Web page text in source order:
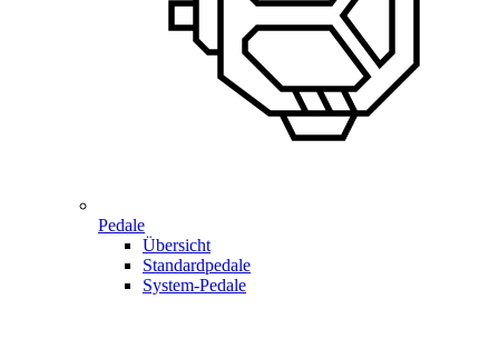
Pedale
Übersicht
Standardpedale
System-Pedale